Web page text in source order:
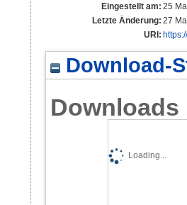
Eingestellt am: 25
Letzte Änderung: 27
URI:
Download-
Downloads
Loading...